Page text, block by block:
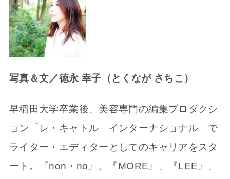
写真＆文／徳永 幸子（とくなが さちこ）
早稲田大学卒業後、美容専門の編集プロダクシ
ョン「レ・キャトル インターナショナル」で
ライター・エディターとしてのキャリアをスタ
ート。『non・no』、『MORE』、『LEE』、